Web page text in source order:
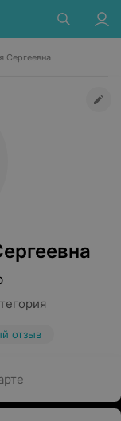
Сергеевна
отзыв